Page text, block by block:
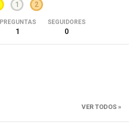
1 2
PREGUNTAS
1
SEGUIDORES
0
VER TODOS »